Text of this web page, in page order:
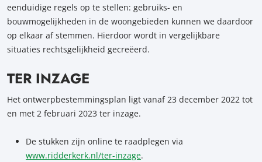
eenduidige regels op te stellen: gebruiks- en
bouwmogelijkheden in de woongebieden kunnen we daardoor
op elkaar af stemmen. Hierdoor wordt in vergelijkbare
situaties rechtsgelijkheid gecreëerd.
TER INZAGE
Het ontwerpbestemmingsplan ligt vanaf 23 december 2022 tot
en met 2 februari 2023 ter inzage.
De stukken zijn online te raadplegen via
www.ridderkerk.nl/ter-inzage.